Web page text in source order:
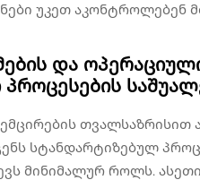
უკეთ აკონტროლებენ
და
თვალსაზრისით
სტანდარტიზებულ
მინიმალურ როლს.